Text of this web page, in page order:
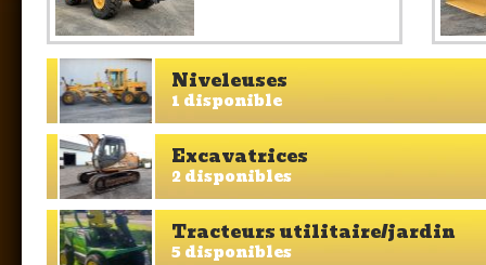
Niveleuses
1 disponible
Excavatrices
2 disponibles
Tracteurs utilitaire/jardin
5 disponibles